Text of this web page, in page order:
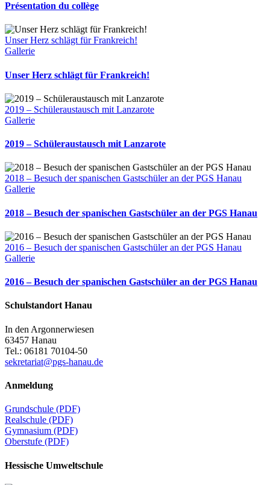
Présentation du collège
Unser Herz schlägt für Frankreich!
Gallerie
Unser Herz schlägt für Frankreich!
2019 – Schüleraustausch mit Lanzarote
Gallerie
2019 – Schüleraustausch mit Lanzarote
2018 – Besuch der spanischen Gastschüler an der PGS Hanau
Gallerie
2018 – Besuch der spanischen Gastschüler an der PGS Hanau
2016 – Besuch der spanischen Gastschüler an der PGS Hanau
Gallerie
2016 – Besuch der spanischen Gastschüler an der PGS Hanau
Schulstandort Hanau
In den Argonnerwiesen
63457 Hanau
Tel.: 06181 70104-50
sekretariat@pgs-hanau.de
Anmeldung
Grundschule (PDF)
Realschule (PDF)
Gymnasium (PDF)
Oberstufe (PDF)
Hessische Umweltschule